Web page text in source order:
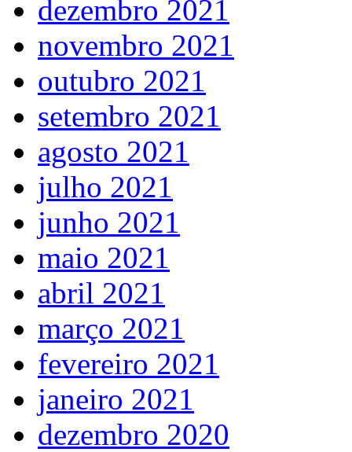
dezembro 2021
novembro 2021
outubro 2021
setembro 2021
agosto 2021
julho 2021
junho 2021
maio 2021
abril 2021
março 2021
fevereiro 2021
janeiro 2021
dezembro 2020